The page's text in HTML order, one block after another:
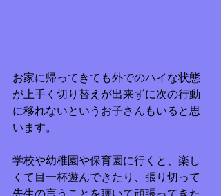
お家に帰ってきても外でのハイな状態
が上手く切り替えが出来ずに次の行動
に移れないというお子さんもいると思
います。
学校や幼稚園や保育園に行くと、楽し
くて目一杯遊んできたり、張り切って